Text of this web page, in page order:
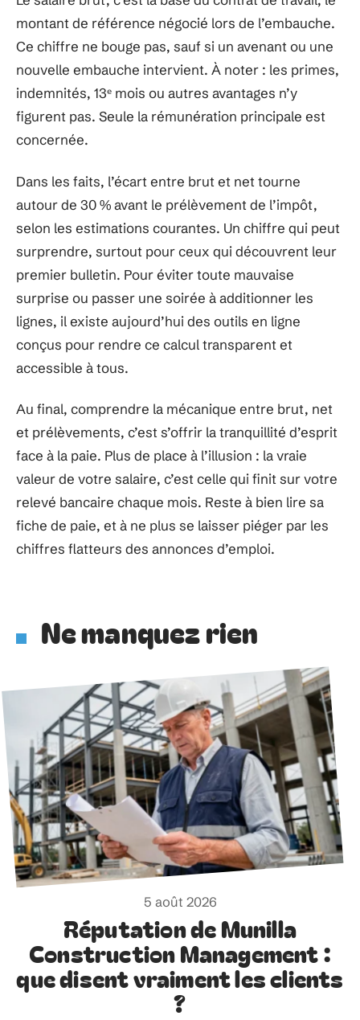
montant de référence négocié lors de l’embauche.
Ce chiffre ne bouge pas, sauf si un avenant ou une
nouvelle embauche intervient. À noter : les primes,
indemnités, 13ᵉ mois ou autres avantages n’y
figurent pas. Seule la rémunération principale est
concernée.
Dans les faits, l’écart entre brut et net tourne
autour de 30 % avant le prélèvement de l’impôt,
selon les estimations courantes. Un chiffre qui peut
surprendre, surtout pour ceux qui découvrent leur
premier bulletin. Pour éviter toute mauvaise
surprise ou passer une soirée à additionner les
lignes, il existe aujourd’hui des outils en ligne
conçus pour rendre ce calcul transparent et
accessible à tous.
Au final, comprendre la mécanique entre brut, net
et prélèvements, c’est s’offrir la tranquillité d’esprit
face à la paie. Plus de place à l’illusion : la vraie
valeur de votre salaire, c’est celle qui finit sur votre
relevé bancaire chaque mois. Reste à bien lire sa
fiche de paie, et à ne plus se laisser piéger par les
chiffres flatteurs des annonces d’emploi.
Ne manquez rien
5 août 2026
Réputation de Munilla
Construction Management :
que disent vraiment les clients
?